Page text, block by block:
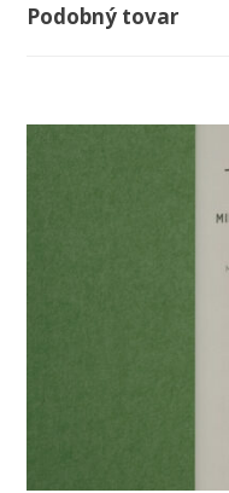
Podobný tovar